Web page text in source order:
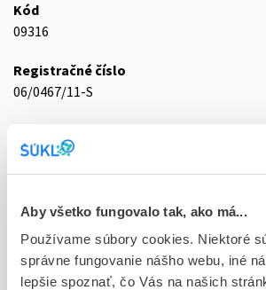
Aby všetko fungovalo tak, ako má...
Používame súbory cookies. Niektoré
správne fungovanie nášho webu, iné
lepšie spoznať, čo Vás na našich
Kód
09316
Registračné číslo
06/0467/11-S
tbl flm 60x10 mg (blis.Al/OPA/Al/PVC)
D - Registrácia bez obmedzenia platnosti
Typ registračnej procedúry
Vzájomné uznávanie (mutual recognition